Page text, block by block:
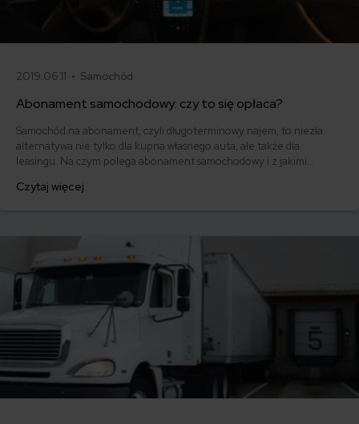
2019.06.11 • Samochód
Abonament samochodowy: czy to się opłaca?
Samochód na abonament, czyli długoterminowy najem, to niezła
alternatywa nie tylko dla kupna własnego auta, ale także dla
leasingu. Na czym polega abonament samochodowy i z jakimi
Sprawdzamy!
Czytaj więcej